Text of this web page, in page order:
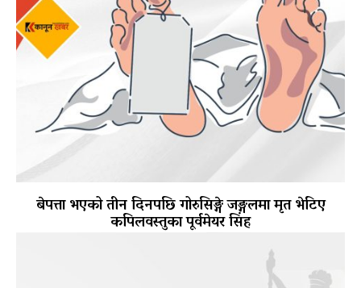
बेपत्ता भएको तीन दिनपछि गोरुसिङ्गे जङ्गलमा मृत भेटिए
कपिलवस्तुका पूर्वमेयर सिंह